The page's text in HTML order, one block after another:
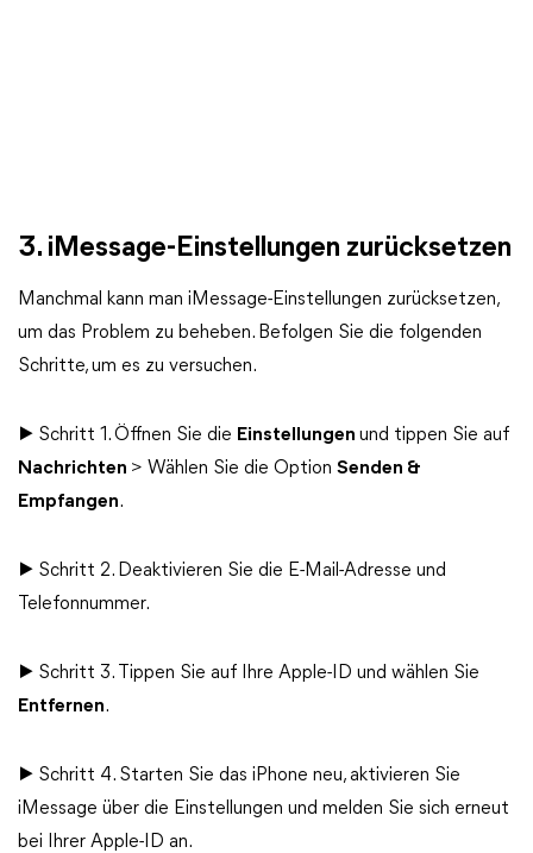
3. iMessage-Einstellungen zurücksetzen
Manchmal kann man iMessage-Einstellungen zurücksetzen,
um das Problem zu beheben. Befolgen Sie die folgenden
Schritte, um es zu versuchen.
▶ Schritt 1. Öffnen Sie die Einstellungen und tippen Sie auf
Nachrichten > Wählen Sie die Option Senden &
Empfangen.
▶ Schritt 2. Deaktivieren Sie die E-Mail-Adresse und
Telefonnummer.
▶ Schritt 3. Tippen Sie auf Ihre Apple-ID und wählen Sie
Entfernen.
▶ Schritt 4. Starten Sie das iPhone neu, aktivieren Sie
iMessage über die Einstellungen und melden Sie sich erneut
bei Ihrer Apple-ID an.